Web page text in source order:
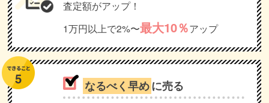
査定額がアップ！
1万円以上で2%〜最大10％アップ
なるべく早めに売る